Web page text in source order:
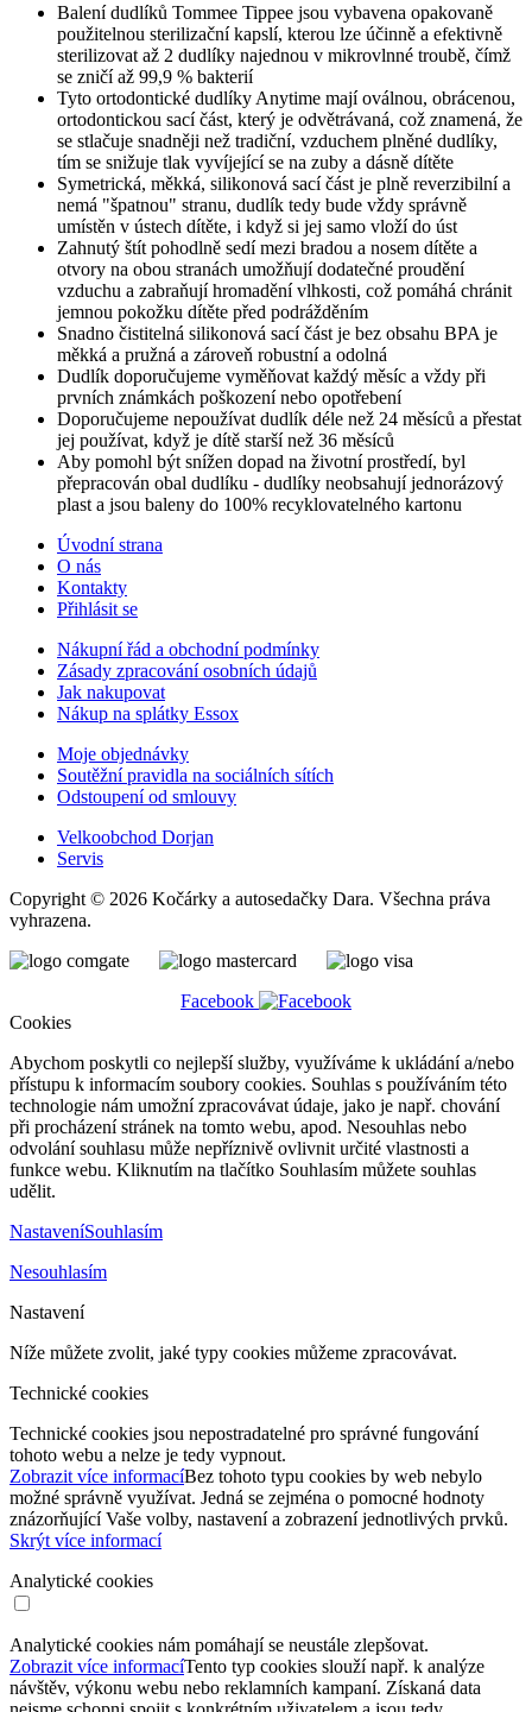
Balení dudlíků Tommee Tippee jsou vybavena opakovaně
použitelnou sterilizační kapslí, kterou lze účinně a efektivně
sterilizovat až 2 dudlíky najednou v mikrovlnné troubě, čímž
se zničí až 99,9 % bakterií
Tyto ortodontické dudlíky Anytime mají oválnou, obrácenou,
ortodontickou sací část, který je odvětrávaná, což znamená, že
se stlačuje snadněji než tradiční, vzduchem plněné dudlíky,
tím se snižuje tlak vyvíjející se na zuby a dásně dítěte
Symetrická, měkká, silikonová sací část je plně reverzibilní a
nemá "špatnou" stranu, dudlík tedy bude vždy správně
umístěn v ústech dítěte, i když si jej samo vloží do úst
Zahnutý štít pohodlně sedí mezi bradou a nosem dítěte a
otvory na obou stranách umožňují dodatečné proudění
vzduchu a zabraňují hromadění vlhkosti, což pomáhá chránit
jemnou pokožku dítěte před podrážděním
Snadno čistitelná silikonová sací část je bez obsahu BPA je
měkká a pružná a zároveň robustní a odolná
Dudlík doporučujeme vyměňovat každý měsíc a vždy při
prvních známkách poškození nebo opotřebení
Doporučujeme nepoužívat dudlík déle než 24 měsíců a přestat
jej používat, když je dítě starší než 36 měsíců
Aby pomohl být snížen dopad na životní prostředí, byl
přepracován obal dudlíku - dudlíky neobsahují jednorázový
plast a jsou baleny do 100% recyklovatelného kartonu
Úvodní strana
O nás
Kontakty
Přihlásit se
Nákupní řád a obchodní podmínky
Zásady zpracování osobních údajů
Jak nakupovat
Nákup na splátky Essox
Moje objednávky
Soutěžní pravidla na sociálních sítích
Odstoupení od smlouvy
Velkoobchod Dorjan
Servis
Copyright © 2026 Kočárky a autosedačky Dara. Všechna práva
vyhrazena.
Facebook
Cookies
Abychom poskytli co nejlepší služby, využíváme k ukládání a/nebo
přístupu k informacím soubory cookies. Souhlas s používáním této
technologie nám umožní zpracovávat údaje, jako je např. chování
při procházení stránek na tomto webu, apod. Nesouhlas nebo
odvolání souhlasu může nepříznivě ovlivnit určité vlastnosti a
funkce webu. Kliknutím na tlačítko Souhlasím můžete souhlas
udělit.
NastaveníSouhlasím
Nesouhlasím
Nastavení
Níže můžete zvolit, jaké typy cookies můžeme zpracovávat.
Technické cookies
Technické cookies jsou nepostradatelné pro správné fungování
tohoto webu a nelze je tedy vypnout.
Zobrazit více informacíBez tohoto typu cookies by web nebylo
možné správně využívat. Jedná se zejména o pomocné hodnoty
znázorňující Vaše volby, nastavení a zobrazení jednotlivých prvků.
Skrýt více informací
Analytické cookies
Analytické cookies nám pomáhají se neustále zlepšovat.
Zobrazit více informacíTento typ cookies slouží např. k analýze
návštěv, výkonu webu nebo reklamních kampaní. Získaná data